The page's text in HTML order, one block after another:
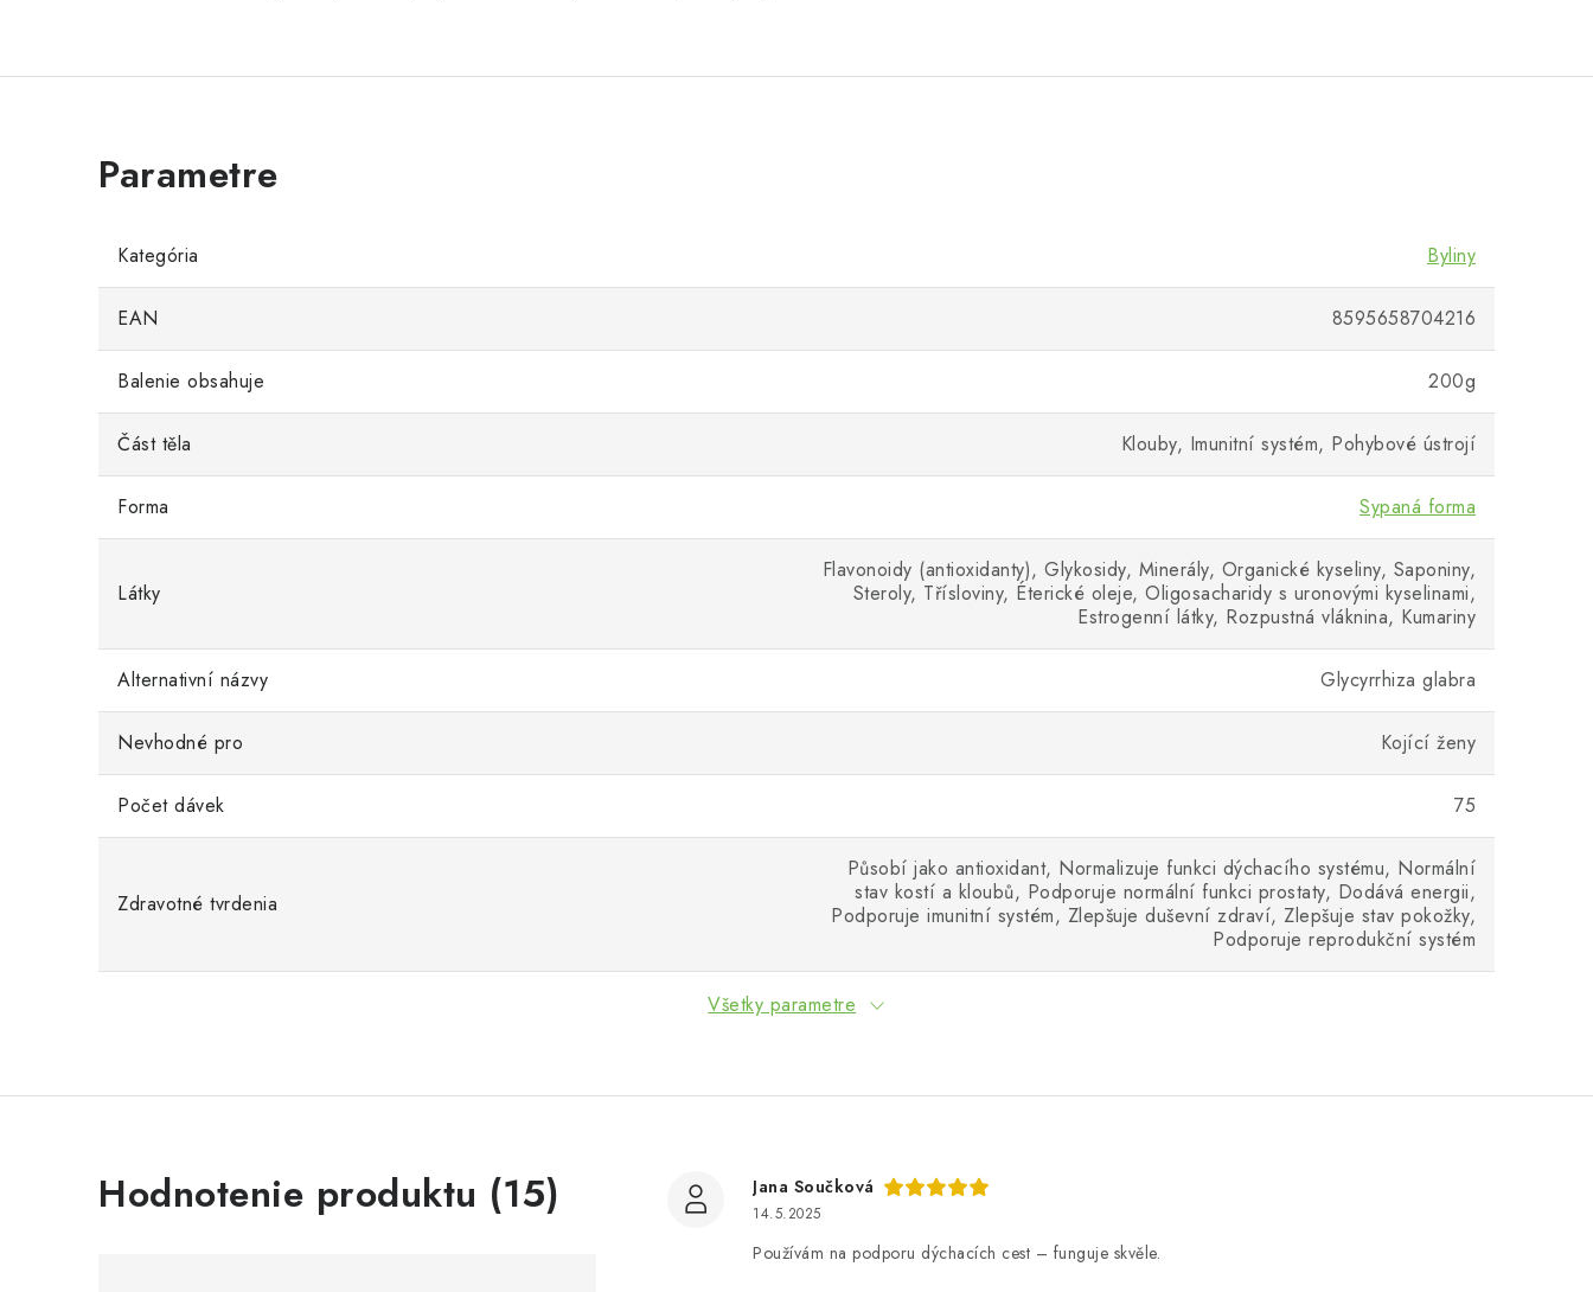
Kategória Byliny
EAN 8595658704216
Balenie obsahuje 200g
Část těla Klouby, Imunitní systém, Pohybové ústrojí
Forma Sypaná forma
Látky
Flavonoidy (antioxidanty), Glykosidy, Minerály, Organické kyseliny, Saponiny,
Steroly, Třísloviny, Éterické oleje, Oligosacharidy s uronovými kyselinami,
Estrogenní látky, Rozpustná vláknina, Kumariny
Alternativní názvy Glycyrrhiza glabra
Nevhodné pro Kojící ženy
Počet dávek 75
Zdravotné tvrdenia
Působí jako antioxidant, Normalizuje funkci dýchacího systému, Normální
stav kostí a kloubů, Podporuje normální funkci prostaty, Dodává energii,
Podporuje imunitní systém, Zlepšuje duševní zdraví, Zlepšuje stav pokožky,
Podporuje reprodukční systém
Všetky parametre
Hodnotenie produktu (15)
V
Jana Součková
14.5.2025
Používám na podporu dýchacích cest – funguje skvěle.